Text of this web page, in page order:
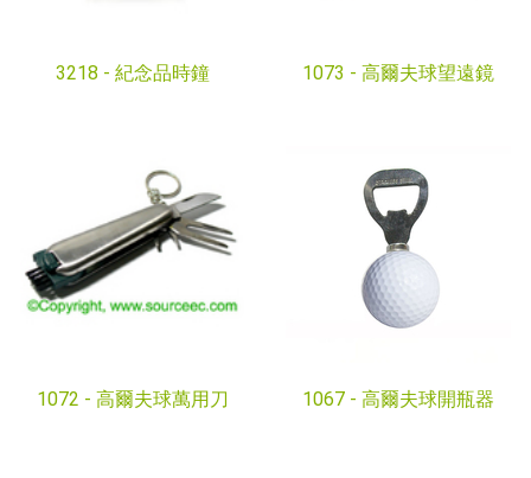
3218 - 紀念品時鐘 1073 - 高爾夫球望遠鏡
1072 - 高爾夫球萬用刀 1067 - 高爾夫球開瓶器